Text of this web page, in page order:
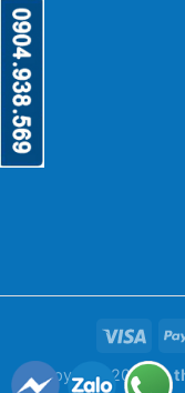
Copyright 2026 ©